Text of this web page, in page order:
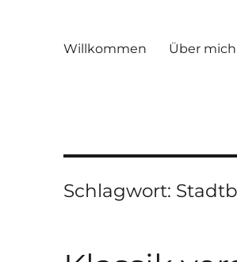
Willkommen Über mich
Schlagwort: